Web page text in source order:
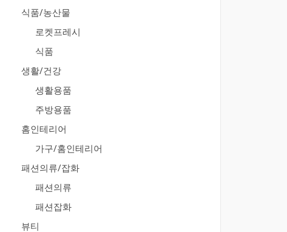
식품/농산물
로켓프레시
식품
생활/건강
생활용품
주방용품
홈인테리어
가구/홈인테리어
패션의류/잡화
패션의류
패션잡화
뷰티